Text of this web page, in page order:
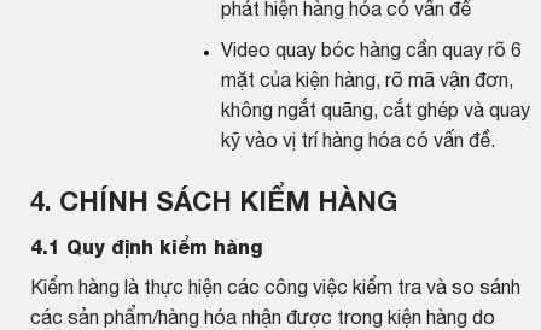
phát hiện hàng hóa có vấn đề
Video quay bóc hàng cần quay rõ 6
mặt của kiện hàng, rõ mã vận đơn,
không ngắt quãng, cắt ghép và quay
kỹ vào vị trí hàng hóa có vấn đề.
4. CHÍNH SÁCH KIỂM HÀNG
4.1 Quy định kiểm hàng
Kiểm hàng là thực hiện các công việc kiểm tra và so sánh
các sản phẩm/hàng hóa nhận được trong kiện hàng do